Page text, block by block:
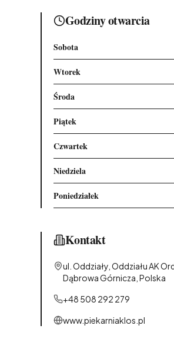
Godziny otwarcia
Sobota
Wtorek
Środa
Piątek
Czwartek
Niedziela
Poniedziałek
Kontakt
ul. Oddziały, Oddziału AK
Dąbrowa Górnicza, Polska
+48 508 292 279
www.piekarniaklos.pl